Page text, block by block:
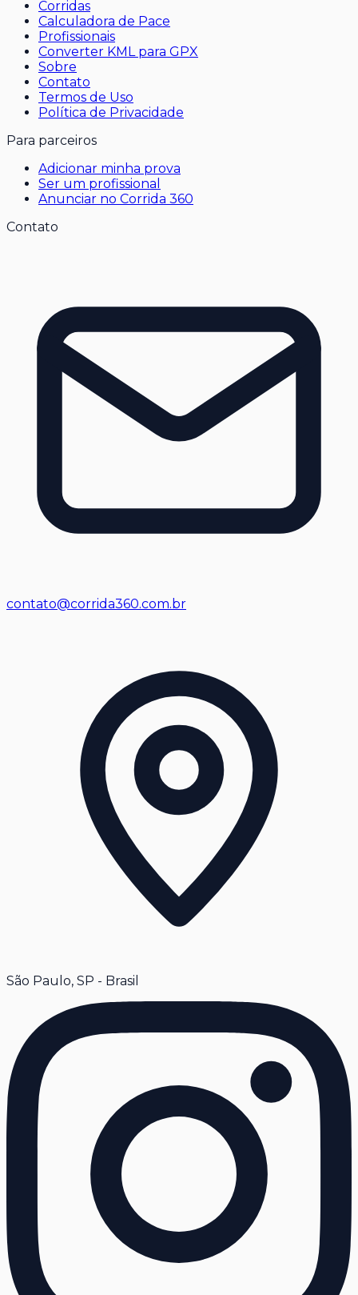
Corridas
Calculadora de Pace
Profissionais
Converter KML para GPX
Sobre
Contato
Termos de Uso
Política de Privacidade
Para parceiros
Adicionar minha prova
Ser um profissional
Anunciar no Corrida 360
Contato
contato@corrida360.com.br
São Paulo, SP - Brasil